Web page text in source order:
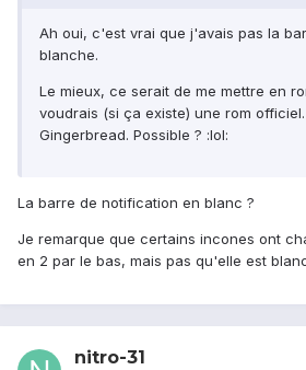
Ah oui, c'est vrai que j'avais pas la
blanche.
Le mieux, ce serait de me mettre en
voudrais (si ça existe) une rom officiel.
Gingerbread. Possible ? :lol:
La barre de notification en blanc ?
Je remarque que certains incones ont
en 2 par le bas, mais pas qu'elle est
nitro-31